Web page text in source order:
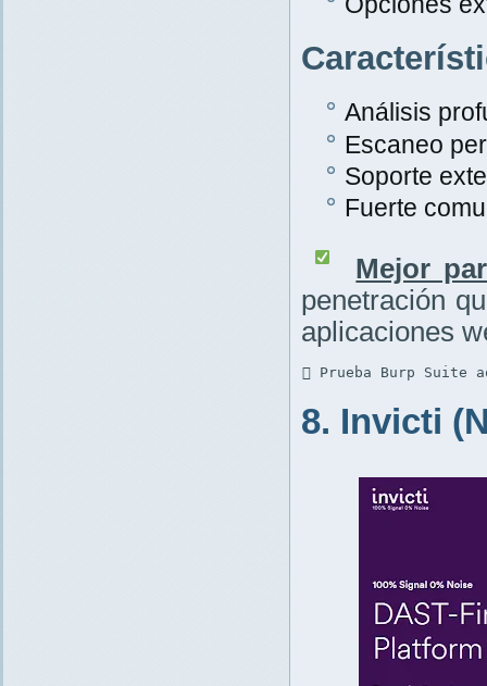
Análisis
Escaneo
Soporte
Fuerte
Mejor
penetración
aplicaciones
 Prueba Burp Suite
8. Invicti